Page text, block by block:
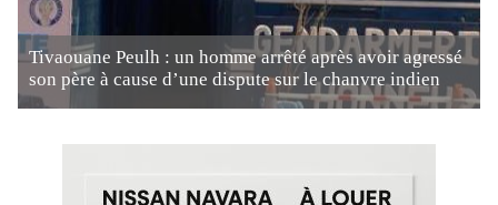
Tivaouane Peulh : un homme arrêté après avoir agressé
son père à cause d’une dispute sur le chanvre indien